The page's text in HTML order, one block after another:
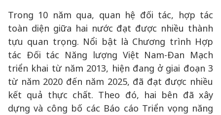
Trong 10 năm qua, quan hệ đối tác, hợp tác
toàn diện giữa hai nước đạt được nhiều thành
tựu quan trọng. Nổi bật là Chương trình Hợp
tác Đối tác Năng lượng Việt Nam-Đan Mạch
triển khai từ năm 2013, hiện đang ở giai đoạn 3
từ năm 2020 đến năm 2025, đã đạt được nhiều
kết quả thực chất. Theo đó, hai bên đã xây
dựng và công bố các Báo cáo Triển vọng năng